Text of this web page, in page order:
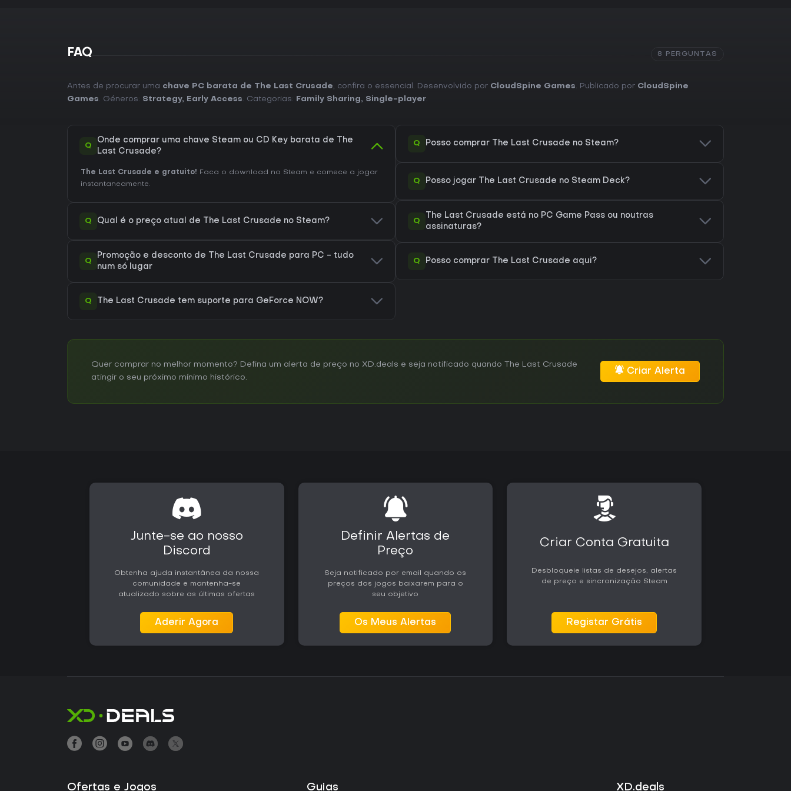
FAQ 8 PERGUNTAS
Antes de procurar uma chave PC barata de The Last Crusade, confira o essencial. Desenvolvido por CloudSpine Games. Publicado por CloudSpine
Games. Géneros: Strategy, Early Access. Categorias: Family Sharing, Single-player.
Q
Onde comprar uma chave Steam ou CD Key barata de The
Last Crusade?
The Last Crusade e gratuito! Faca o download no Steam e comece a jogar
instantaneamente.
Q Qual é o preço atual de The Last Crusade no Steam?
Q
Promoção e desconto de The Last Crusade para PC - tudo
num só lugar
Q The Last Crusade tem suporte para GeForce NOW?
Q Posso comprar The Last Crusade no Steam?
Q Posso jogar The Last Crusade no Steam Deck?
Q
The Last Crusade está no PC Game Pass ou noutras
assinaturas?
Q Posso comprar The Last Crusade aqui?
Quer comprar no melhor momento? Defina um alerta de preço no XD.deals e seja notificado quando The Last Crusade
atingir o seu próximo mínimo histórico.
Criar Alerta
Junte-se ao nosso
Discord
Obtenha ajuda instantânea da nossa
comunidade e mantenha-se
atualizado sobre as últimas ofertas
Aderir Agora
Definir Alertas de
Preço
Seja notificado por email quando os
preços dos jogos baixarem para o
seu objetivo
Os Meus Alertas
Criar Conta Gratuita
Desbloqueie listas de desejos, alertas
de preço e sincronização Steam
Registar Grátis
Ofertas e Jogos Guias XD.deals